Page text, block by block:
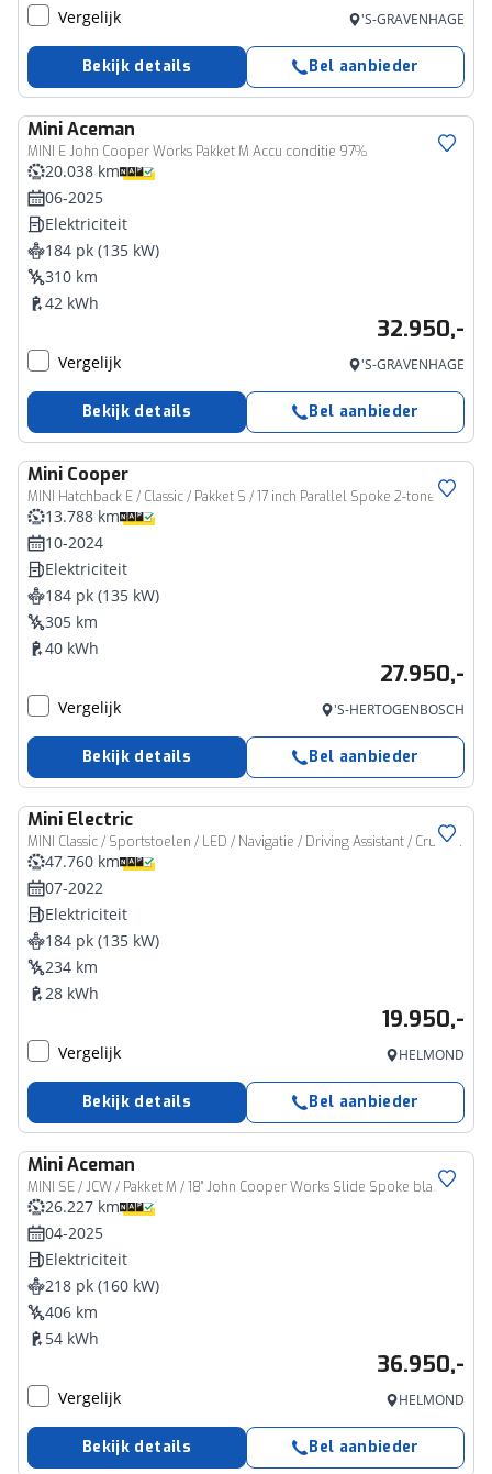
Vergelijk 'S-GRAVENHAGE
Bekijk details Bel aanbieder
MiniAceman
MINI E John Cooper Works Pakket M Accu conditie 97%
20.038 km
06-2025
Elektriciteit
184 pk (135 kW)
310 km
42 kWh
32.950,-
Vergelijk 'S-GRAVENHAGE
Bekijk details Bel aanbieder
Mini Cooper
MINI Hatchback E / Classic / Pakket S / 17 inch Parallel Spoke 2-tone
13.788 km
10-2024
Elektriciteit
184 pk (135 kW)
305 km
40 kWh
27.950,-
Vergelijk 'S-HERTOGENBOSCH
Bekijk details Bel aanbieder
Mini Electric
MINI Classic / Sportstoelen / LED / Navigatie / Driving Assistant / Cruise Control
47.760 km
07-2022
Elektriciteit
184 pk (135 kW)
234 km
28 kWh
19.950,-
Vergelijk HELMOND
Bekijk details Bel aanbieder
MiniAceman
MINI SE / JCW / Pakket M / 18" John Cooper Works Slide Spoke black
26.227 km
04-2025
Elektriciteit
218 pk (160 kW)
406 km
54 kWh
36.950,-
Vergelijk HELMOND
Bekijk details Bel aanbieder